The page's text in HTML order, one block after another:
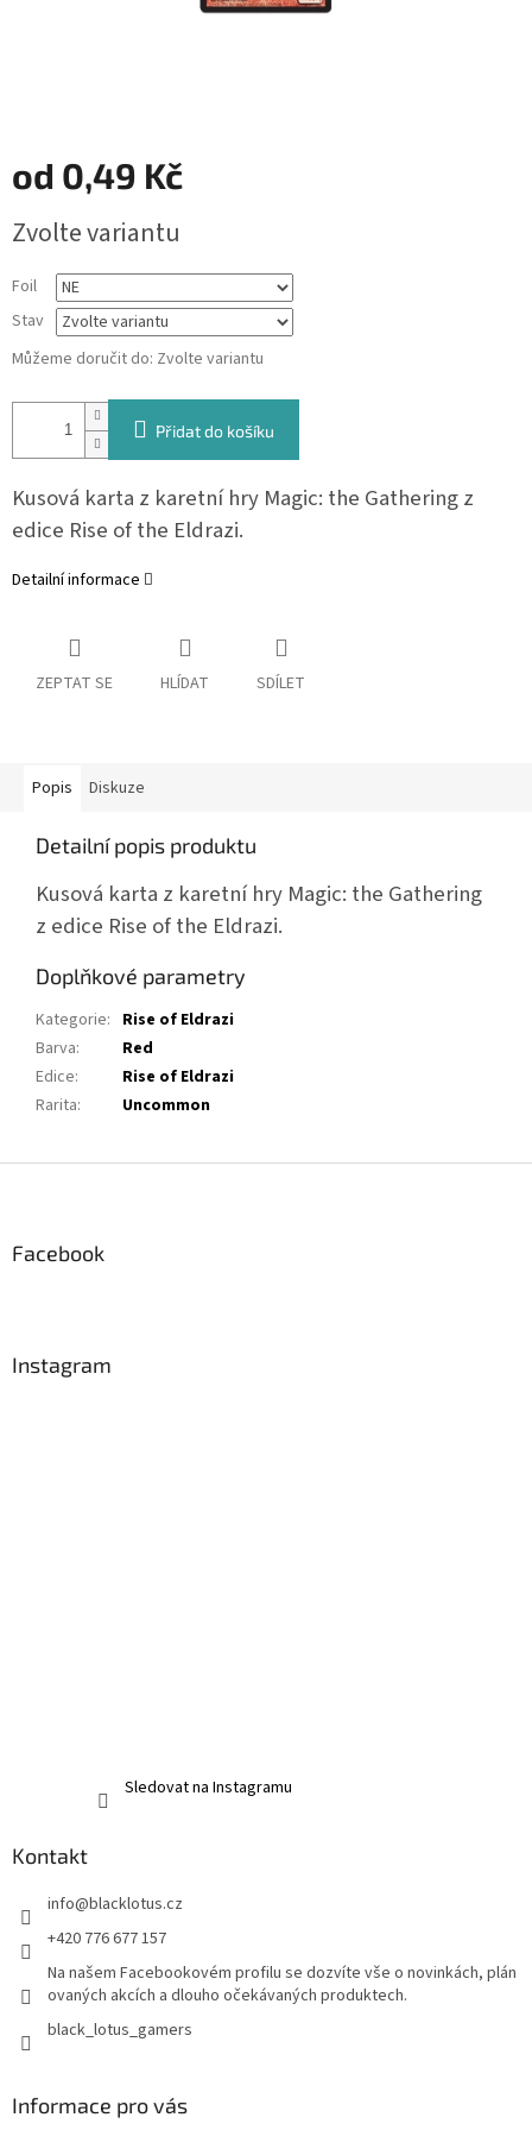
od 0,49 Kč
cena:
Zvolte variantu
Foil
Stav
Můžeme doručit do: Zvolte variantu
Přidat do košíku
Kusová karta z karetní hry Magic: the Gathering z
edice Rise of the Eldrazi.
Detailní informace
ZEPTAT SE HLÍDAT SDÍLET
Popis Diskuze
Detailní popis produktu
Kusová karta z karetní hry Magic: the Gathering
z edice Rise of the Eldrazi.
Doplňkové parametry
Kategorie: Rise of Eldrazi
Barva:
Red
Edice:
Rise of Eldrazi
Rarita: Uncommon
Facebook
Instagram
Sledovat na Instagramu
Kontakt
info@blacklotus.cz
+420 776 677 157
Na našem Facebookovém profilu se dozvíte vše o novinkách, plán
ovaných akcích a dlouho očekávaných produktech.
black_lotus_gamers
Informace pro vás